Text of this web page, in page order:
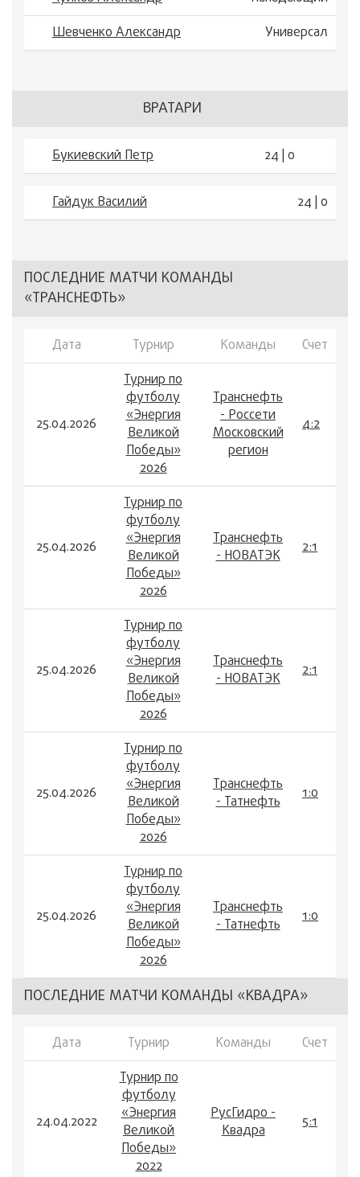
Шевченко Александр
Универсал
ВРАТАРИ
Букиевский Петр 24 | 0
Гайдук Василий 24 | 0
ПОСЛЕДНИЕ МАТЧИ КОМАНДЫ
«ТРАНСНЕФТЬ»
Дата Турнир Команды Счет
25.04.2026
Турнир по
футболу
«Энергия
Великой
Победы»
2026
Транснефть
- Россети
Московский
регион
4:2
25.04.2026
Турнир по
футболу
«Энергия
Великой
Победы»
2026
Транснефть
- НОВАТЭК
2:1
25.04.2026
Турнир по
футболу
«Энергия
Великой
Победы»
2026
Транснефть
- НОВАТЭК
2:1
25.04.2026
Турнир по
футболу
«Энергия
Великой
Победы»
2026
Транснефть
- Татнефть
1:0
25.04.2026
Турнир по
футболу
«Энергия
Великой
Победы»
2026
Транснефть
- Татнефть
1:0
ПОСЛЕДНИЕ МАТЧИ КОМАНДЫ «КВАДРА»
Дата Турнир Команды Счет
24.04.2022
Турнир по
футболу
«Энергия
Великой
Победы»
2022
РусГидро -
Квадра
5:1